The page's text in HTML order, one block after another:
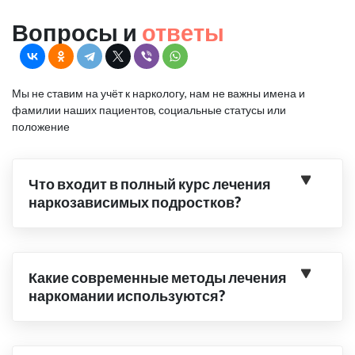
Вопросы и ответы
Мы не ставим на учёт к наркологу, нам не важны имена и
фамилии наших пациентов, социальные статусы или
положение
Что входит в полный курс лечения
наркозависимых подростков?
Какие современные методы лечения
наркомании используются?